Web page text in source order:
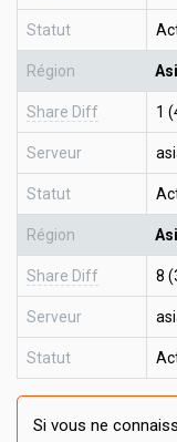
Statut
Région
Share Diff 1
Serveur
Statut
Région
Share Diff 8
Serveur
Statut
Si vous ne